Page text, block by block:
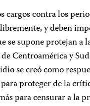
cargos contra los
y deben
se supone protejan a
Centroamérica y
se creó como
proteger de la
para censurar a la